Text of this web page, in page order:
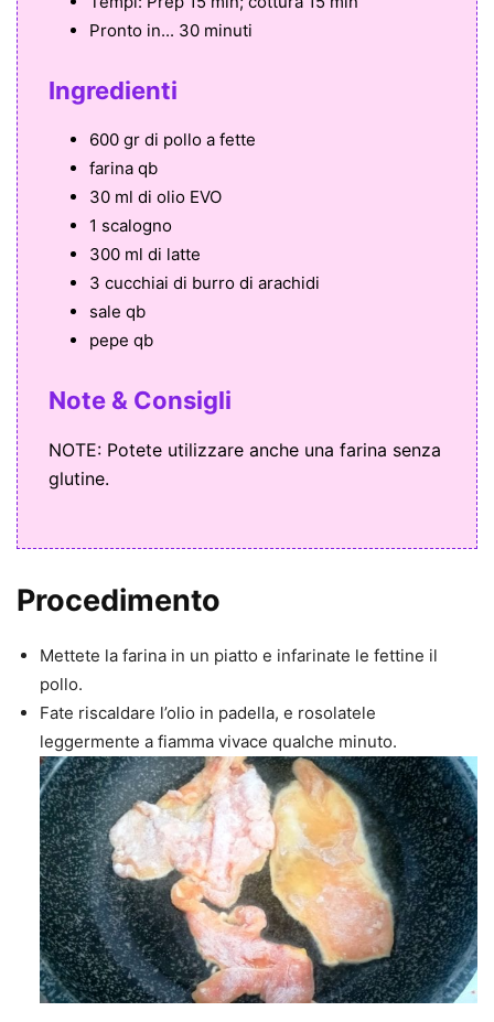
Pronto in... 30 minuti
Ingredienti
600 gr di pollo a fette
farina qb
30 ml di olio EVO
1 scalogno
300 ml di latte
3 cucchiai di burro di arachidi
sale qb
pepe qb
Note & Consigli
NOTE: Potete utilizzare anche una farina senza
glutine.
Procedimento
Mettete la farina in un piatto e infarinate le fettine il
pollo.
Fate riscaldare l’olio in padella, e rosolatele
leggermente a fiamma vivace qualche minuto.